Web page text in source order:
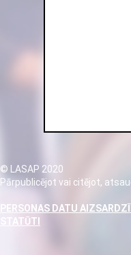
© LASAP 2020
Pārpublicējot vai citējot,
PERSONAS DATU
STATŪTI